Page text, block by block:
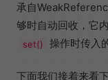
承自
够时自动回收，它
set() 操作时传入
下面我们接着来看